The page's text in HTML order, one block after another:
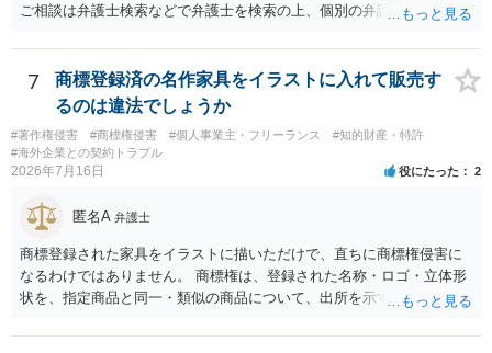
ご相談は弁護士検索などで弁護士を検索の上、個別の弁護士にご連絡
7
商標登録済の名作家具をイラストに入れて販売す
るのは違法でしょうか
#著作権侵害 #商標権侵害 #個人事業主・フリーランス
#知的財産・特許
#海外企業との契約トラブル
2026年7月16日 役にたった 2
匿名A 弁護士
商標登録された家具をイラストに描いただけで、直ちに商標権侵害に
なるわけではありません。 商標権は、登録された名称・ロゴ・立体形
状を、指定商品と同一・類似の商品について、出所を示す表示として
て描くにとどまる場合は、通常、商標権侵害にはなりにくいと考えら